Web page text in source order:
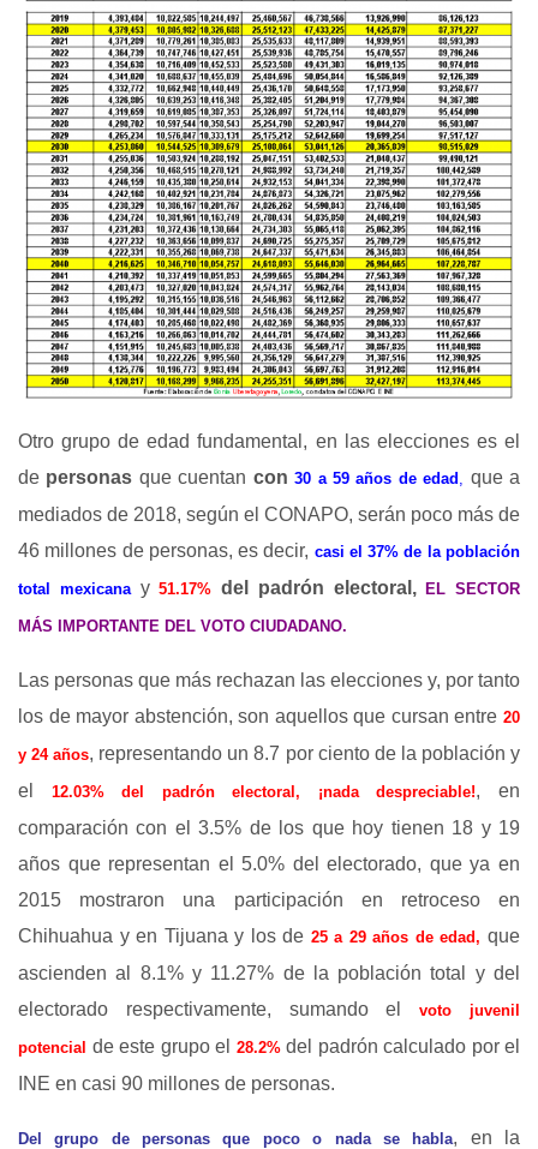
Otro grupo de edad fundamental, en las elecciones es el
de personas que cuentan con30 a 59 años de edad
que a
mediados de 2018, según el CONAPO, serán poco más de
46 millones de personas, es decir, casi el 37% de la población
total mexicanay51.17% del padrón electoral,EL SECTOR
MÁS IMPORTANTE DEL VOTO CIUDADANO.
Las personas que más rechazan las elecciones y, por tanto
los de mayor abstención, son aquellos que cursan entre 20
y 24 años, representando un 8.7 por ciento de la población y
el 12.03% del padrón electoral, ¡nada despreciable!, en
comparación con el 3.5% de los que hoy tienen 18 y 19
años que representan el 5.0% del electorado, que ya en
2015 mostraron una participación en retroceso en
Chihuahua y en Tijuana y los de 25 a 29 años de edad, que
ascienden al 8.1% y 11.27% de la población total y del
electorado respectivamente, sumando elvoto juvenil
potencial de este grupo el 28.2%del padrón calculado por el
INE en casi 90 millones de personas.
Del grupo de personas que poco o nada se habla, en la